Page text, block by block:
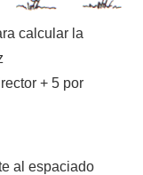
calcular la
+ 5 por
al espaciado